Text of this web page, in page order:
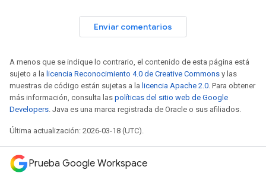
Enviar comentarios
A menos que se indique lo contrario, el contenido de esta página está
sujeto a la licencia Reconocimiento 4.0 de Creative Commons y las
muestras de código están sujetas a la licencia Apache 2.0. Para obtener
más información, consulta las políticas del sitio web de Google
Developers. Java es una marca registrada de Oracle o sus afiliados.
Última actualización: 2026-03-18 (UTC).
Prueba Google Workspace